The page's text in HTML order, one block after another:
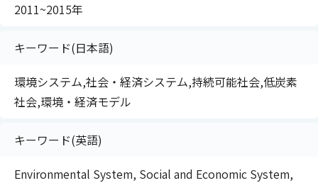
2011~2015年
キーワード(日本語)
環境システム,社会・経済システム,持続可能社会,低炭素
社会,環境・経済モデル
キーワード(英語)
Environmental System, Social and Economic System,